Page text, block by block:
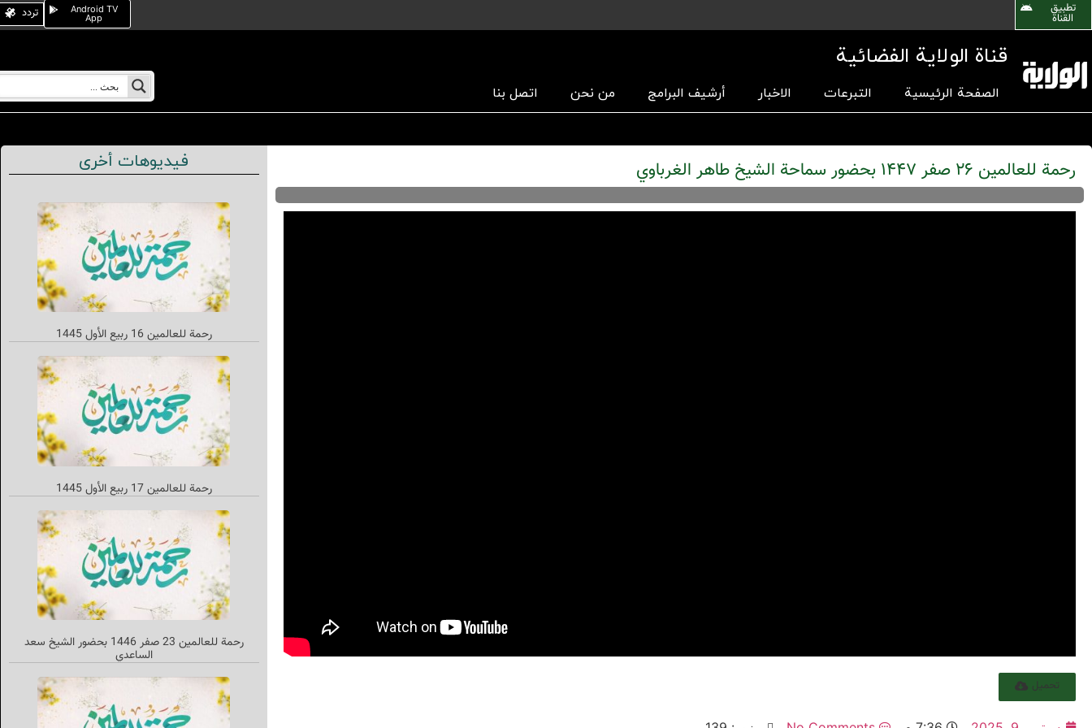
تطبیق
القناة
Android TV
App تردد
قناة الولاية الفضائية
الصفحة الرئيسية التبرعات الاخبار أرشیف البرامج من نحن اتصل بنا
رحمة للعالمين 26 صفر 1447 بحضور سماحة الشيخ طاهر الغرباوي
تحميل
فيديوهات أخرى
رحمة للعالمين 16 ربيع الأول 1445
رحمة للعالمين 17 ربيع الأول 1445
رحمة للعالمين 23 صفر 1446 بحضور الشيخ سعد
الساعدي